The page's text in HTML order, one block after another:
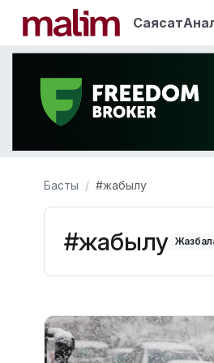
Саясат
Басты #жабылу
#жабылу